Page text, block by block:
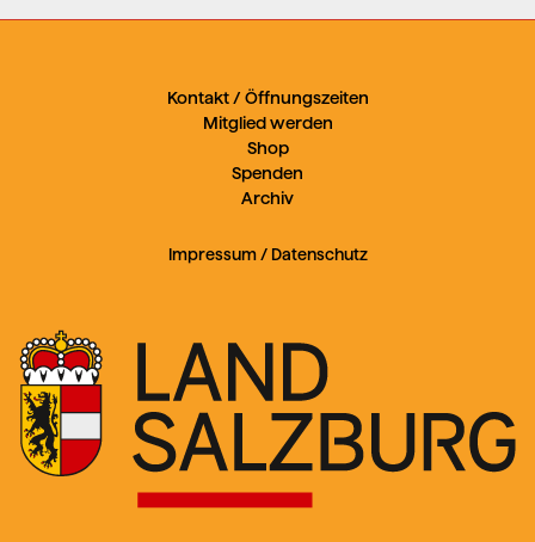
Kontakt / Öffnungszeiten
Mitglied werden
Shop
Spenden
Archiv
Impressum/ Datenschutz